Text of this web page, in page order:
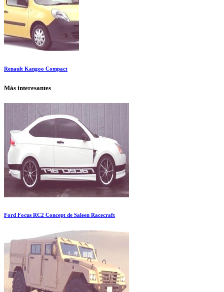
Renault Kangoo Compact
Más interesantes
Ford Focus RC2 Concept de Saleen Racecraft